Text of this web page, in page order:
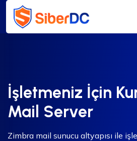
İşletmeniz İçin
Mail Server
Zimbra mail sunucu altyapısı ile